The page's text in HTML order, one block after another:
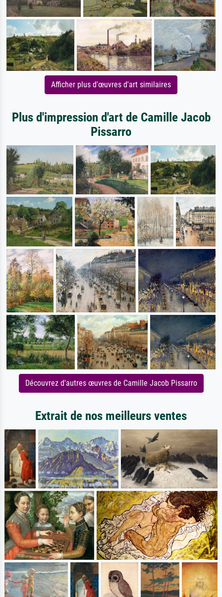
Afficher plus d'œuvres d'art similaires
Plus d'impression d'art de Camille Jacob
Pissarro
Découvrez d'autres œuvres de Camille Jacob Pissarro
Extrait de nos meilleurs ventes